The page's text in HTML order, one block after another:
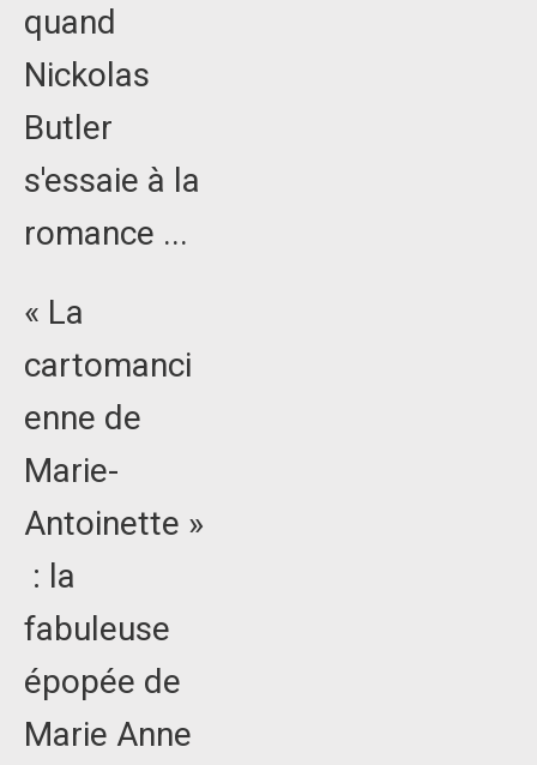
quand
Nickolas
Butler
s'essaie à la
romance ...
« La
cartomanci
enne de
Marie-
Antoinette »
: la
fabuleuse
épopée de
Marie Anne